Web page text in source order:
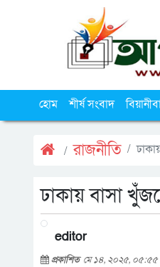
হোম শীর্ষ সংবাদ
রাজনীতি
ঢাকায় বাসা
editor
প্রকাশিত মে ১৪, ২০২৫, ০৫:৫৫